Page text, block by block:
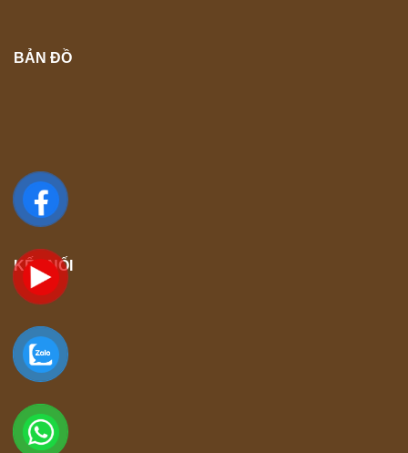
Chức năng điều trị của máy Laser CO2 Fraction LAVA G1
Điều trị sẹo mụn
điều trị. Máy Laser CO2 Fraction LAVA G1 giúp làm mờ
và giảm sẹo mụn bằng cách kích thích quá trình tái tạo da
và sản sinh collagen mới. Các tia laser CO2 phân đoạn
tạo ra các lỗ nhỏ trên bề mặt da, giúp loại bỏ các mô sẹo
Trẻ hóa làn da
BẢN ĐỒ
KẾT NỐI